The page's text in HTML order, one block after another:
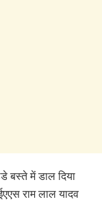
बस्ते में डाल दिया
राम लाल यादव